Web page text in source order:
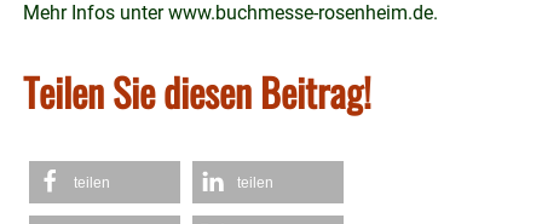
Mehr Infos unterwww.buchmesse-rosenheim.de.
Teilen Sie diesen Beitrag!
teilen teilen